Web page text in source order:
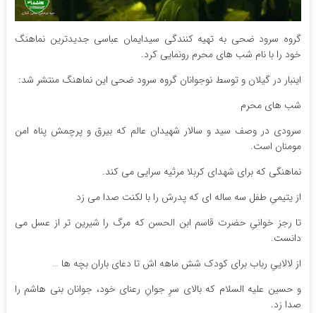
گروه سرود ضحی به تهیه کنندگی سیدایمان عباسی جدیدترین نماهنگ
خود را با نام شب های محرم رونمایی کرد.
اینبار در گیلان و توسط نوجوانان گروه سرود ضحی این نماهنگ منتشر شد:
شب های محرم
سرودی در وصف سید و سالار شهیدان عالم که بیرق و پرچمش پناه امن
مومنان است.
نماهنگی که برای شهدای کربلا مرثیه سرایی می کند.
از یتیمیِ طفل سه ساله ای که پدرش را با لکنت صدا می زد
تا رجز خوانیِ حضرت قاسم ابن الحسن که مرگ را شیرین تر از عسل می
دانست.
از لالاییِ رباب برای کودک شش ماهه اش تا دعای باران بچه ها …
و حسین علیه السلام که بالای سرِ جوانِ رعنای خود، جوانان بنی هاشم را
صدا زد.